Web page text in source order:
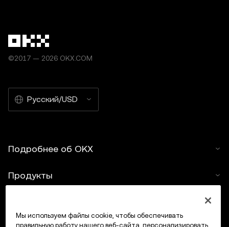
©2017 — 2026 OKX.COM
Русский/USD
Подробнее об OKX
Продукты
Мы используем файлы cookie, чтобы обеспечивать
правильную работу нашего веб-сайта, персонализировать